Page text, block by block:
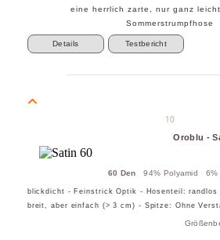
eine herrlich zarte, nur ganz
Sommerstrumpfhose
Details Testbericht
10
Oroblu -
60 Den 94% Polyamid 6%
blickdicht - Feinstrick Optik - Hosenteil: randlos
breit, aber einfach (> 3 cm) - Spitze: Ohne